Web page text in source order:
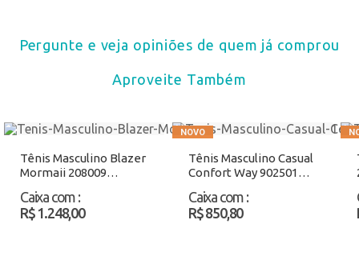
Pergunte e veja opiniões de quem já comprou
Aproveite Também
Tênis Masculino Blazer
Mormaii 208009
Caixa com :
R$ 1.248,00
Tênis Masculino Casual
Confort Way 902501
Caixa com :
R$ 850,80